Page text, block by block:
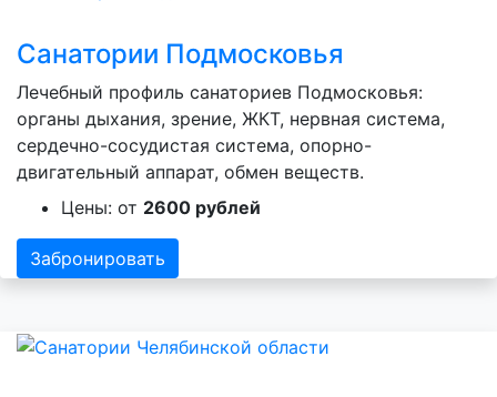
Санатории Подмосковья
Лечебный профиль санаториев Подмосковья:
органы дыхания, зрение, ЖКТ, нервная система,
сердечно-сосудистая система, опорно-
двигательный аппарат, обмен веществ.
Цены: от 2600 рублей
Забронировать